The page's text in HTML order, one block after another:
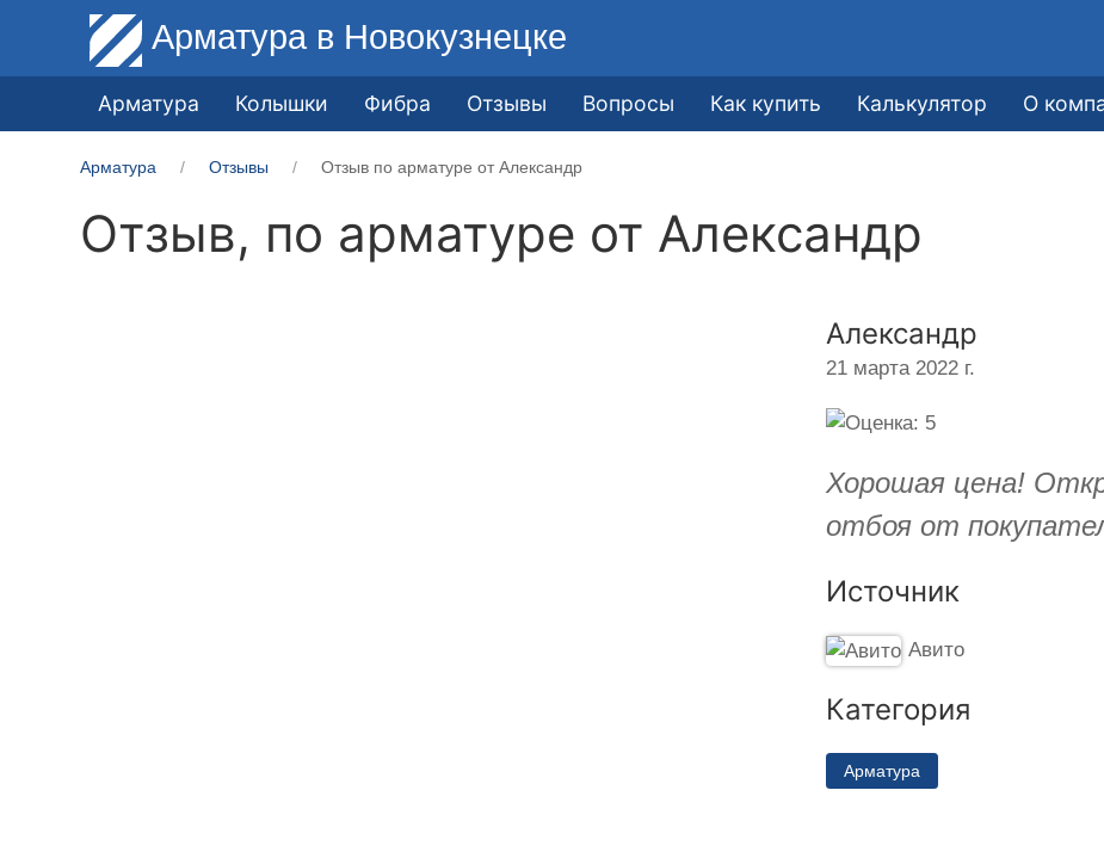
Арматура в Новокузнецке
Арматура Колышки Фибра Отзывы Вопросы Как купить Калькулятор О
Арматура Отзывы Отзыв по арматуре от Александр
Отзыв, по арматуре от Александр
Александр
21 марта 2022 г.
Хорошая цена!
отбоя от
Источник
Авито
Категория
Арматура